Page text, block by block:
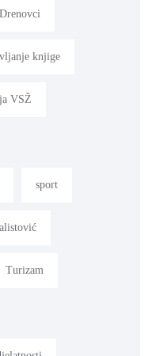
knjige
VSŽ
sport
Turizam